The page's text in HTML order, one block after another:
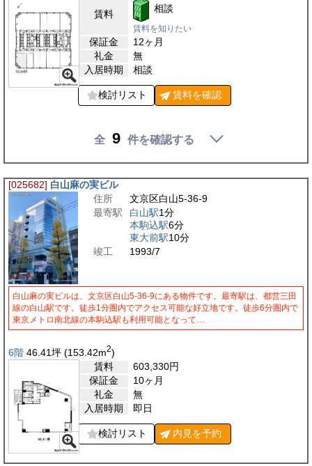
賃料 相談
賃料を知りたい
保証金
12ヶ月
礼金
無
入居時期
相談
検討リスト 賃料を確認
全 9 件を確認する
[025682] 白山麻の実ビル
住所
文京区白山5-36-9
最寄駅
白山駅1分
本駒込駅6分
東大前駅10分
竣工
1993/7
白山麻の実ビルは、文京区白山5-36-9にある物件です。最寄駅は、都営三田
線の白山駅です。徒歩1分圏内でアクセス可能な好立地です。徒歩6分圏内で
東京メトロ南北線の本駒込駅も利用可能となって…
6階 46.41坪 (153.42m2)
賃料
603,330円
保証金
10ヶ月
礼金
無
入居時期
即日
検討リスト 内見を予約